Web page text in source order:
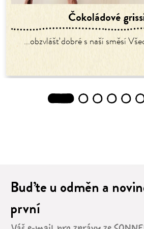
Čokoládové
...obzvlášť dobré s naší směsí
2 3 4 5 6
Buďte u odměn a
první